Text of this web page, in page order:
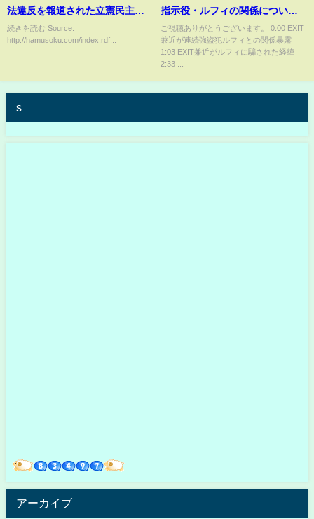
法違反を報道された立憲民主
党・亀井亜紀子 刑事告発へ
続きを読む Source:
http://hamusoku.com/index.rdf...
指示役・ルフィの関係について
暴露します【ひろゆき切り抜き/
かねちー/AbemaPrime/芸能界の
闇/犯罪ニュース】
ご視聴ありがとうございます。 0:00 EXIT
兼近が連続強盗犯ルフィとの関係暴露
1:03 EXIT兼近がルフィに騙された経緯
2:33 ...
s
アーカイブ